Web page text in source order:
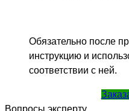
Обязательно после
инструкцию и
соответствии с ней.
Вопросы эксперту